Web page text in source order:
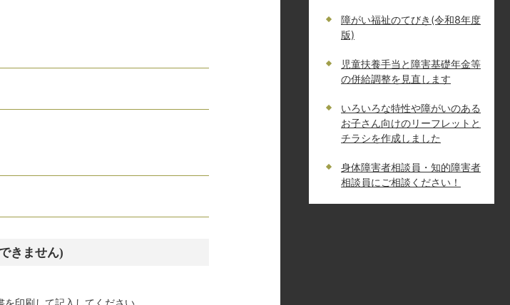
きません)
を印刷して記入してください
障がい福祉のてびき(令和8年度
版)
児童扶養手当と障害基礎年金等
の併給調整を見直します
いろいろな特性や障がいのある
お子さん向けのリーフレットと
チラシを作成しました
身体障害者相談員・知的障害者
相談員にご相談ください！